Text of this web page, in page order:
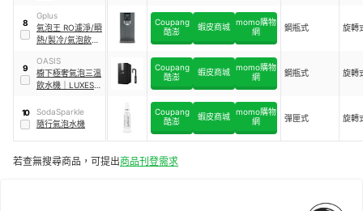
8
Gplus
氣泡王 RO濾淨/瞬
熱/製冷/氣泡飲水
Coupang
酷澎
蝦皮商城 momo購物
網
鋼瓶式 旋轉
9
OASIS
櫥下極奢氣泡三溫
飲水機
LUXES-
Coupang
酷澎
蝦皮商城 momo購物
網
鋼瓶式 旋轉
10
SodaSparkle
隨行氣泡水機
Coupang
酷澎
蝦皮商城 momo購物
網
彈匣式 旋轉
若查無搜尋商品，可提出商品刊登需求